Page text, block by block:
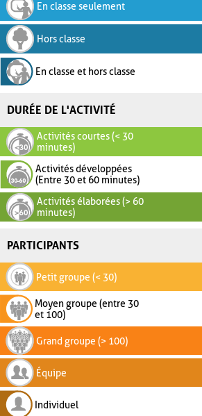
En classe seulement
Hors classe
En classe et hors classe
DURÉE DE L'ACTIVITÉ
Activités courtes (< 30
minutes)
Activités développées
(Entre 30 et 60 minutes)
Activités élaborées (> 60
minutes)
PARTICIPANTS
Petit groupe (< 30)
Moyen groupe (entre 30
et 100)
Grand groupe (> 100)
Équipe
Individuel